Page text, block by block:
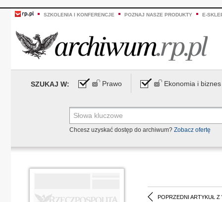
SZKOLENIA I KONFERENCJE POZNAJ NASZE PRODUKTY E-
SZUKAJ W: Prawo Ekonomia i biznes
Chcesz uzyskać dostęp do archiwum? Zobacz ofertę
POPRZEDNI ARTYKUŁ Z